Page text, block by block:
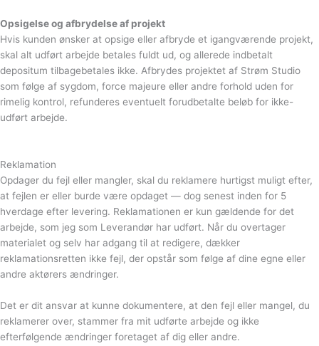
Opsigelse og afbrydelse af projekt
Hvis kunden ønsker at opsige eller afbryde et igangværende projekt,
skal alt udført arbejde betales fuldt ud, og allerede indbetalt
depositum tilbagebetales ikke. Afbrydes projektet af Strøm Studio
som følge af sygdom, force majeure eller andre forhold uden for
rimelig kontrol, refunderes eventuelt forudbetalte beløb for ikke-
udført arbejde.
Reklamation
Opdager du fejl eller mangler, skal du reklamere hurtigst muligt efter,
at fejlen er eller burde være opdaget — dog senest inden for 5
hverdage efter levering. Reklamationen er kun gældende for det
arbejde, som jeg som Leverandør har udført. Når du overtager
materialet og selv har adgang til at redigere, dækker
reklamationsretten ikke fejl, der opstår som følge af dine egne eller
andre aktørers ændringer.
Det er dit ansvar at kunne dokumentere, at den fejl eller mangel, du
reklamerer over, stammer fra mit udførte arbejde og ikke
efterfølgende ændringer foretaget af dig eller andre.